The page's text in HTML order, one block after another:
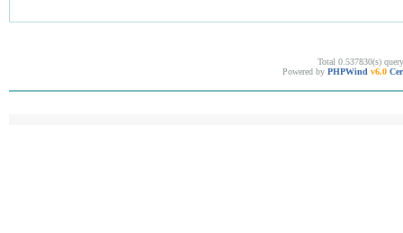
Total 0.537830(s)
Powered by PHPWind v6.0